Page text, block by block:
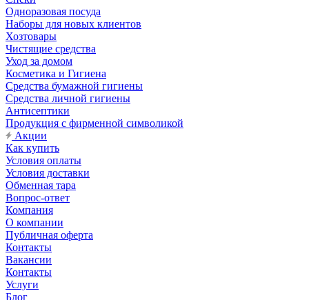
Одноразовая посуда
Наборы для новых клиентов
Хозтовары
Чистящие средства
Уход за домом
Косметика и Гигиена
Средства бумажной гигиены
Средства личной гигиены
Антисептики
Продукция с фирменной символикой
Акции
Как купить
Условия оплаты
Условия доставки
Обменная тара
Вопрос-ответ
Компания
О компании
Публичная оферта
Контакты
Вакансии
Контакты
Услуги
Блог